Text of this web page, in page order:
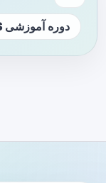
دوره آموزشی ATLS